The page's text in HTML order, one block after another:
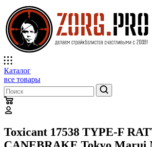
Каталог
все товары
Toxicant 17538 TYPE-F